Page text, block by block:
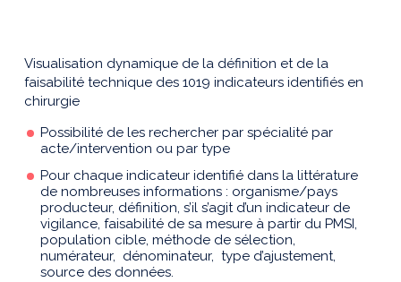
Visualisation dynamique de la définition et de la
faisabilité technique des 1019 indicateurs identifiés en
chirurgie
Possibilité de les rechercher par spécialité par
acte/intervention ou par type
Pour chaque indicateur identifié dans la littérature
de nombreuses informations : organisme/pays
producteur, définition, s’il s’agit d’un indicateur de
vigilance, faisabilité de sa mesure à partir du PMSI,
population cible, méthode de sélection,
numérateur, dénominateur, type d’ajustement,
source des données.